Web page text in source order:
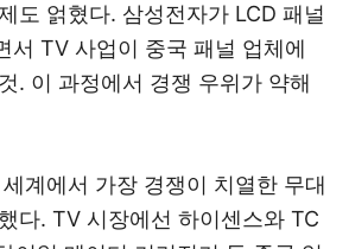
도 얽혔다. 삼성전자가 LCD 패널
서 TV 사업이 중국 패널 업체에
. 이 과정에서 경쟁 우위가 약해
계에서 가장 경쟁이 치열한 무대
다. TV 시장에선 하이센스와 TC